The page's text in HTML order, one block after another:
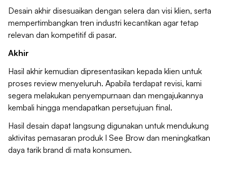
Desain akhir disesuaikan dengan selera dan visi klien, serta
mempertimbangkan tren industri kecantikan agar tetap
relevan dan kompetitif di pasar.
Akhir
Hasil akhir kemudian dipresentasikan kepada klien untuk
proses review menyeluruh. Apabila terdapat revisi, kami
segera melakukan penyempurnaan dan mengajukannya
kembali hingga mendapatkan persetujuan final.
Hasil desain dapat langsung digunakan untuk mendukung
aktivitas pemasaran produk I See Brow dan meningkatkan
daya tarik brand di mata konsumen.